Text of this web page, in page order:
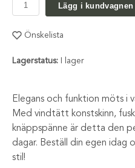
Lägg i kundvagnen
Önskelista
Lagerstatus: I lager
Elegans och funktion möts i
Med vindtätt konstskinn,
knäppspänne är detta den
dagar. Beställ din egen idag
stil!